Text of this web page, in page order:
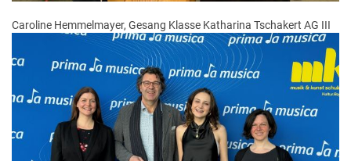
Caroline Hemmelmayer, Gesang Klasse Katharina Tschakert AG III